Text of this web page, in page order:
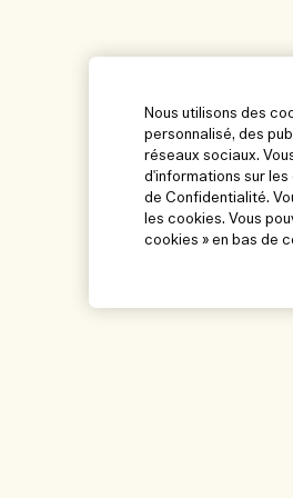
Nous utilisons des
personnalisé, des
réseaux sociaux.
d'informations sur les
de Confidentialité.
les cookies. Vous
cookies » en bas de